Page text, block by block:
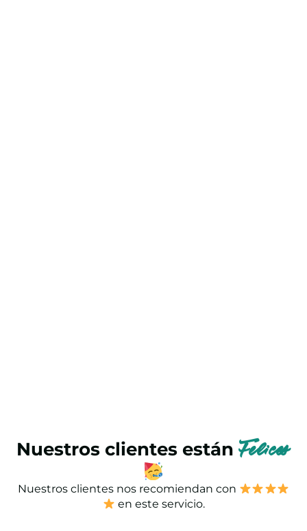
Nuestros clientes están Felices
Nuestros clientes nos recomiendan con
en este servicio.